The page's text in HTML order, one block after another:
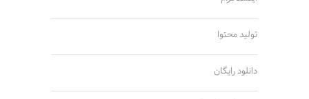
تولید محتوا
دانلود رایگان